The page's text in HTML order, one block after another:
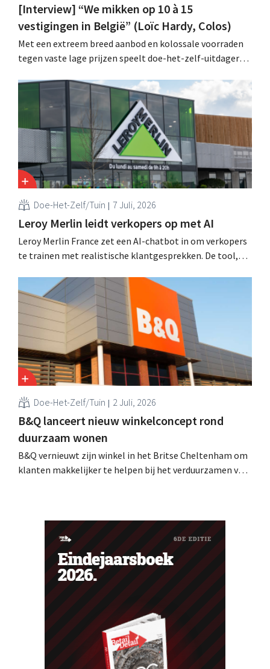
[Interview] “We mikken op 10 à 15
vestigingen in België” (Loïc Hardy, Colos)
Met een extreem breed aanbod en kolossale voorraden
tegen vaste lage prijzen speelt doe-het-zelf-uitdager
“We lossen drie belangrijke problemen op voor onze
klanten,” zegt topman Loïc Hardy.
Doe-Het-Zelf/Tuin 7 Juli, 2026
Leroy Merlin leidt verkopers op met AI
Leroy Merlin France zet een AI-chatbot in om verkopers
te trainen met realistische klantgesprekken. De tool,
proefproject in acht winkels en leverde volgens de
retailer meer vertrouwen bij teams, betere commerciële
resultaten en tevredener klanten op.
Doe-Het-Zelf/Tuin 2 Juli, 2026
B&Q lanceert nieuw winkelconcept rond
duurzaam wonen
B&Q vernieuwt zijn winkel in het Britse Cheltenham om
klanten makkelijker te helpen bij het verduurzamen van